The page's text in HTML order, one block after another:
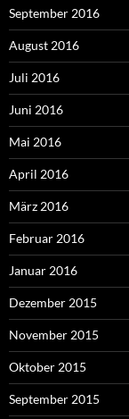
September 2016
August 2016
Juli 2016
Juni 2016
Mai 2016
April 2016
März 2016
Februar 2016
Januar 2016
Dezember 2015
November 2015
Oktober 2015
September 2015